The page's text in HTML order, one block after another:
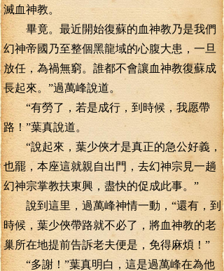
滅血神教。
畢竟。最近開始復蘇的血神教乃是我們
幻神帝國乃至整個黑龍域的心腹大患，一旦
放任，為禍無窮。誰都不會讓血神教復蘇成
長起來。”過萬峰說道。
“有勞了，若是成行，到時候，我愿帶
路！”葉真說道。
“說起來，葉少俠才是真正的急公好義，
也罷，本座這就親自出門，去幻神宗見一趟
幻神宗掌教扶東興，盡快的促成此事。”
說到這里，過萬峰神情一動，“還有，到
時候，葉少俠帶路就不必了，將血神教的老
巢所在地提前告訴老夫便是，免得麻煩！”
“多謝！”葉真明白，這是過萬峰在為他